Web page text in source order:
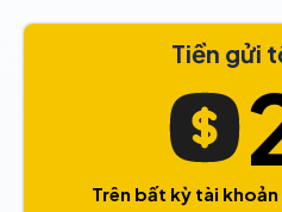
Tiền gửi
Trên bất kỳ tài